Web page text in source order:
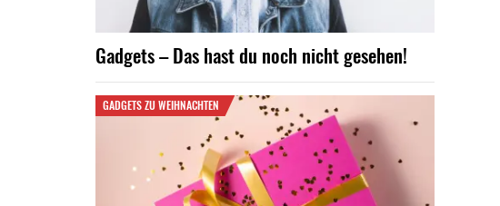
Gadgets – Das hast du noch nicht gesehen!
GADGETS ZU WEIHNACHTEN